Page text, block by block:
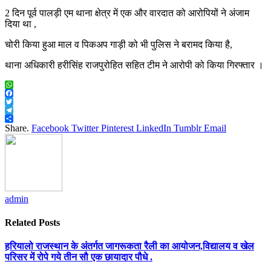
2 दिन पूर्व पालड़ी एम थाना क्षेत्र में एक और वारदात को आरोपियों ने अंजाम
दिया था ,
चोरी किया हुआ माल व पिकअप गाड़ी को भी पुलिस ने बरामद किया है,
थाना अधिकारी हरीसिंह राजपुरोहित सहित टीम ने आरोपी को किया गिरफ्तार ।
WhatsApp
Facebook
Twitter
Telegram
Share
Share. Facebook Twitter Pinterest LinkedIn Tumblr Email
admin
Related Posts
हरियालो राजस्थान के अंतर्गत जागरूकता रैली का आयोजन,विद्यालय व खेल
परिसर में रोपे गये तीन सौ एक छायादार पौधे .